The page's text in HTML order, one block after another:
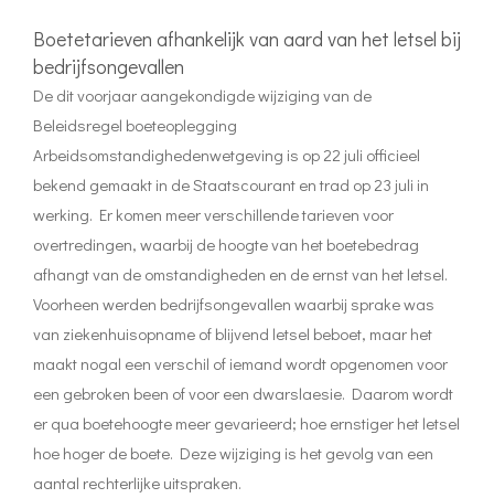
Boetetarieven afhankelijk van aard van het letsel bij
bedrijfsongevallen
De dit voorjaar aangekondigde wijziging van de
Beleidsregel boeteoplegging
Arbeidsomstandighedenwetgeving is op 22 juli officieel
bekend gemaakt in de Staatscourant en trad op 23 juli in
werking. Er komen meer verschillende tarieven voor
overtredingen, waarbij de hoogte van het boetebedrag
afhangt van de omstandigheden en de ernst van het letsel.
Voorheen werden bedrijfsongevallen waarbij sprake was
van ziekenhuisopname of blijvend letsel beboet, maar het
maakt nogal een verschil of iemand wordt opgenomen voor
een gebroken been of voor een dwarslaesie. Daarom wordt
er qua boetehoogte meer gevarieerd; hoe ernstiger het letsel
hoe hoger de boete. Deze wijziging is het gevolg van een
aantal rechterlijke uitspraken.